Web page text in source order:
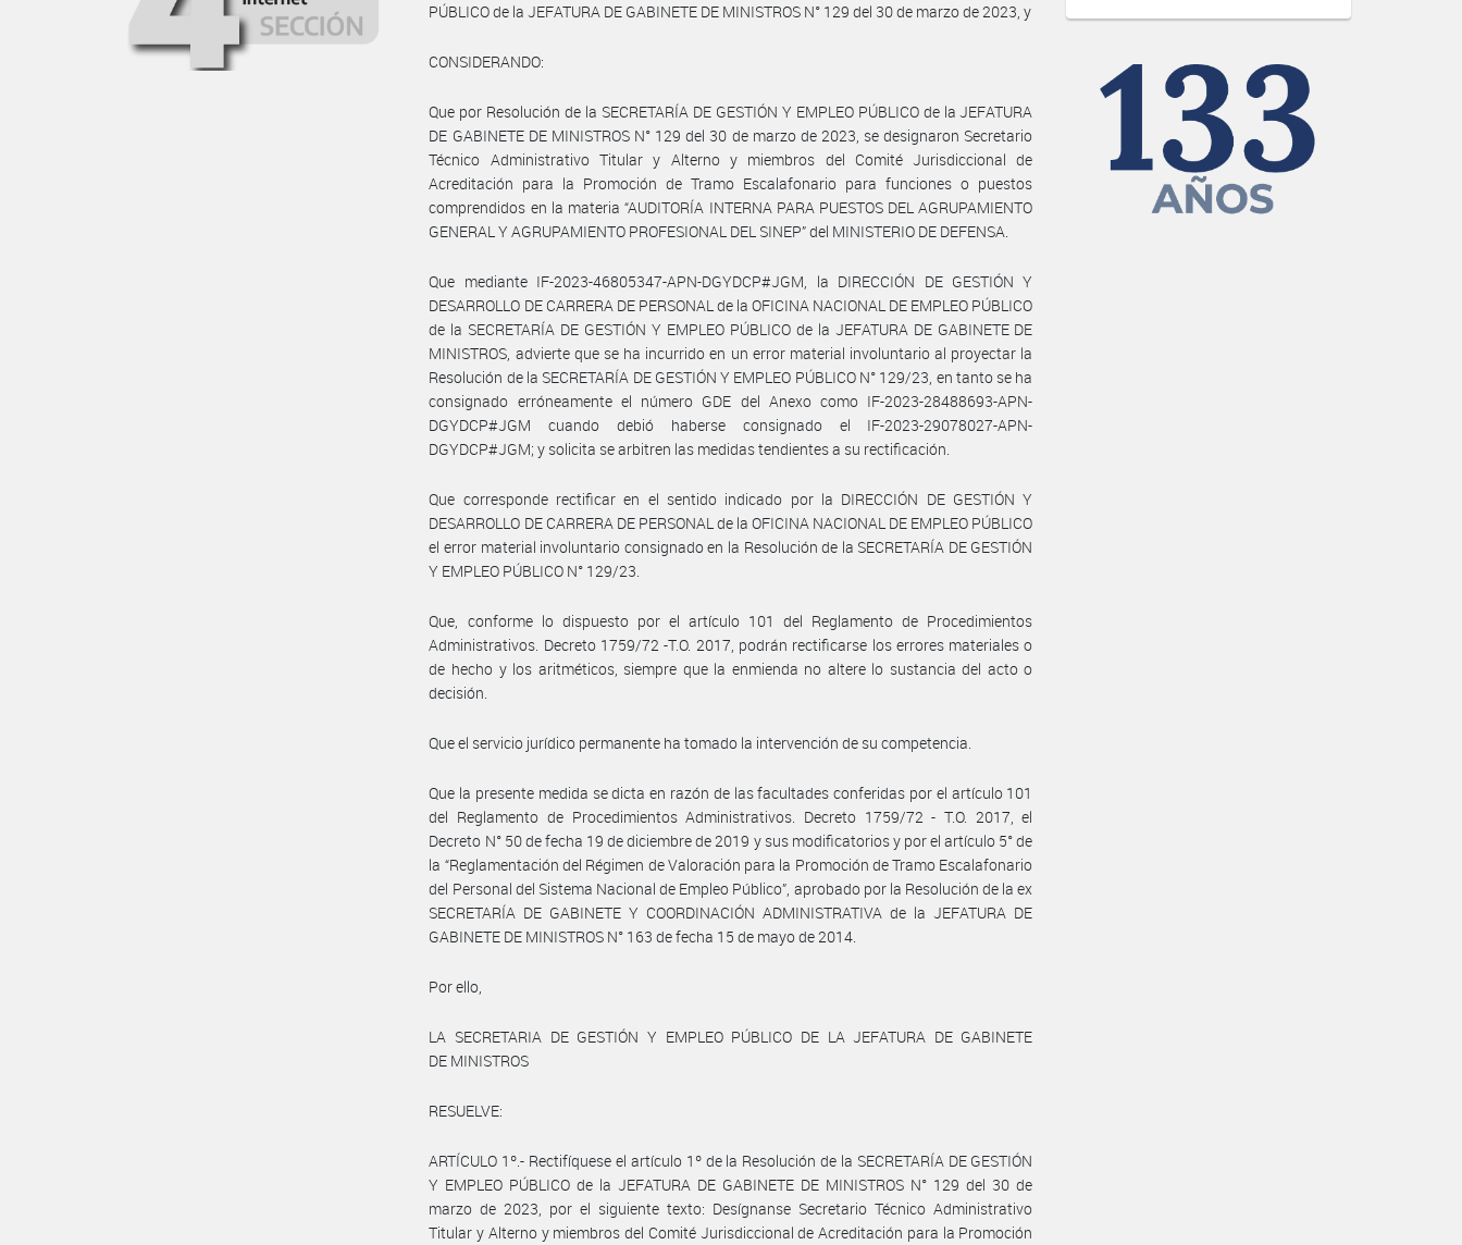
PÚBLICO de la JEFATURA DE GABINETE DE MINISTROS N° 129 del 30 de marzo de 2023, y
CONSIDERANDO:
Que por Resolución de la SECRETARÍA DE GESTIÓN Y EMPLEO PÚBLICO de la JEFATURA
DE GABINETE DE MINISTROS N° 129 del 30 de marzo de 2023, se designaron Secretario
Técnico Administrativo Titular y Alterno y miembros del Comité Jurisdiccional de
Acreditación para la Promoción de Tramo Escalafonario para funciones o puestos
comprendidos en la materia “AUDITORÍA INTERNA PARA PUESTOS DEL AGRUPAMIENTO
GENERAL Y AGRUPAMIENTO PROFESIONAL DEL SINEP” del MINISTERIO DE DEFENSA.
Que mediante IF-2023-46805347-APN-DGYDCP#JGM, la DIRECCIÓN DE GESTIÓN Y
DESARROLLO DE CARRERA DE PERSONAL de la OFICINA NACIONAL DE EMPLEO PÚBLICO
de la SECRETARÍA DE GESTIÓN Y EMPLEO PÚBLICO de la JEFATURA DE GABINETE DE
MINISTROS, advierte que se ha incurrido en un error material involuntario al proyectar la
Resolución de la SECRETARÍA DE GESTIÓN Y EMPLEO PÚBLICO N° 129/23, en tanto se ha
consignado erróneamente el número GDE del Anexo como IF-2023-28488693-APN-
DGYDCP#JGM cuando debió haberse consignado el IF-2023-29078027-APN-
DGYDCP#JGM; y solicita se arbitren las medidas tendientes a su rectificación.
Que corresponde rectificar en el sentido indicado por la DIRECCIÓN DE GESTIÓN Y
DESARROLLO DE CARRERA DE PERSONAL de la OFICINA NACIONAL DE EMPLEO PÚBLICO
el error material involuntario consignado en la Resolución de la SECRETARÍA DE GESTIÓN
Y EMPLEO PÚBLICO N° 129/23.
Que, conforme lo dispuesto por el artículo 101 del Reglamento de Procedimientos
Administrativos. Decreto 1759/72 -T.O. 2017, podrán rectificarse los errores materiales o
de hecho y los aritméticos, siempre que la enmienda no altere lo sustancia del acto o
decisión.
Que el servicio jurídico permanente ha tomado la intervención de su competencia.
Que la presente medida se dicta en razón de las facultades conferidas por el artículo 101
del Reglamento de Procedimientos Administrativos. Decreto 1759/72 - T.O. 2017, el
Decreto N° 50 de fecha 19 de diciembre de 2019 y sus modificatorios y por el artículo 5° de
la “Reglamentación del Régimen de Valoración para la Promoción de Tramo Escalafonario
del Personal del Sistema Nacional de Empleo Público”, aprobado por la Resolución de la ex
SECRETARÍA DE GABINETE Y COORDINACIÓN ADMINISTRATIVA de la JEFATURA DE
GABINETE DE MINISTROS N° 163 de fecha 15 de mayo de 2014.
Por ello,
LA SECRETARIA DE GESTIÓN Y EMPLEO PÚBLICO DE LA JEFATURA DE GABINETE
DE MINISTROS
RESUELVE:
ARTÍCULO 1º.- Rectifíquese el artículo 1º de la Resolución de la SECRETARÍA DE GESTIÓN
Y EMPLEO PÚBLICO de la JEFATURA DE GABINETE DE MINISTROS N° 129 del 30 de
marzo de 2023, por el siguiente texto: Desígnanse Secretario Técnico Administrativo
Titular y Alterno y miembros del Comité Jurisdiccional de Acreditación para la Promoción